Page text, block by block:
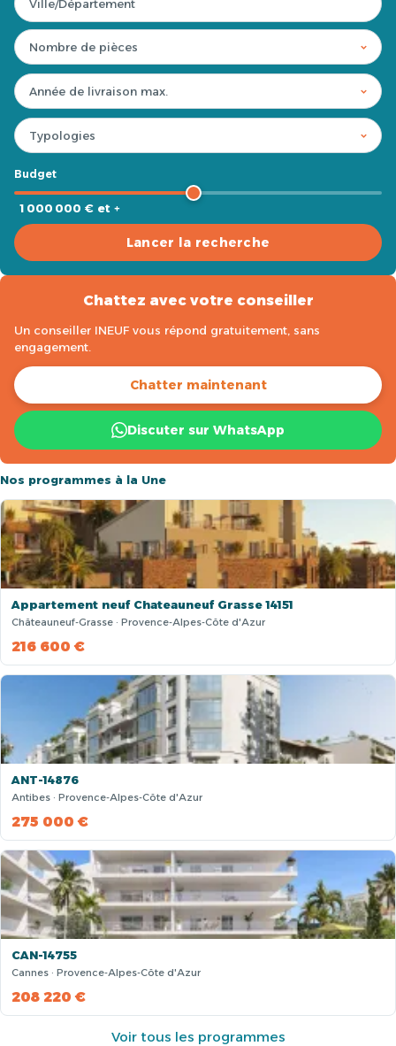
Budget
1 000 000 € et +
Lancer la recherche
Chattez avec votre conseiller
Un conseiller INEUF vous répond gratuitement, sans
engagement.
Chatter maintenant
Discuter sur WhatsApp
Nos programmes à la Une
Appartement neuf Chateauneuf Grasse 14151
Châteauneuf-Grasse · Provence-Alpes-Côte d'Azur
216 600 €
ANT-14876
Antibes · Provence-Alpes-Côte d'Azur
275 000 €
CAN-14755
Cannes · Provence-Alpes-Côte d'Azur
208 220 €
Voir tous les programmes